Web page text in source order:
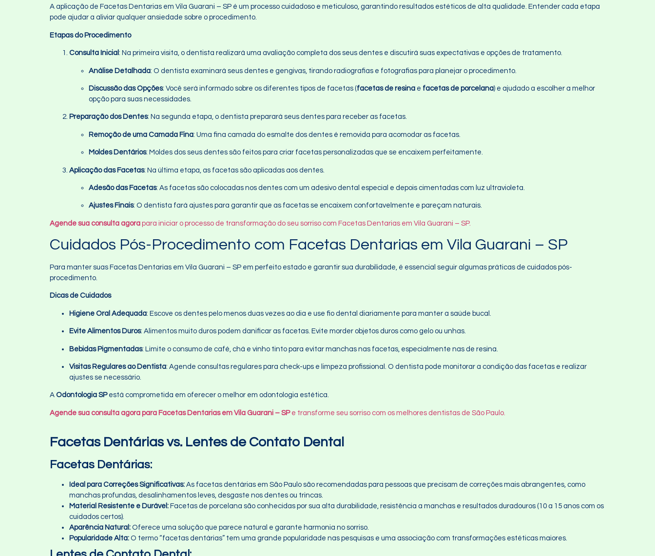
A aplicação de Facetas Dentarias em Vila Guarani – SP é um processo cuidadoso e meticuloso, garantindo resultados estéticos de alta qualidade. Entender cada etapa
pode ajudar a aliviar qualquer ansiedade sobre o procedimento.
Etapas do Procedimento
Consulta Inicial : Na primeira visita, o dentista realizará uma avaliação completa dos seus dentes e discutirá suas expectativas e opções de tratamento.
Análise Detalhada: O dentista examinará seus dentes e gengivas, tirando radiografias e fotografias para planejar o procedimento.
Discussão das Opções: Você será informado sobre os diferentes tipos de facetas (facetas de resina e facetas de porcelana) e ajudado a escolher a melhor
opção para suas necessidades.
Preparação dos Dentes: Na segunda etapa, o dentista preparará seus dentes para receber as facetas.
Remoção de uma Camada Fina: Uma fina camada do esmalte dos dentes é removida para acomodar as facetas.
Moldes Dentários: Moldes dos seus dentes são feitos para criar facetas personalizadas que se encaixem perfeitamente.
Aplicação das Facetas: Na última etapa, as facetas são aplicadas aos dentes.
Adesão das Facetas: As facetas são colocadas nos dentes com um adesivo dental especial e depois cimentadas com luz ultravioleta.
Ajustes Finais: O dentista fará ajustes para garantir que as facetas se encaixem confortavelmente e pareçam naturais.
Agende sua consulta agora para iniciar o processo de transformação do seu sorriso com Facetas Dentarias em Vila Guarani – SP.
Cuidados Pós-Procedimento com Facetas Dentarias em Vila Guarani – SP
Para manter suas Facetas Dentarias em Vila Guarani – SP em perfeito estado e garantir sua durabilidade, é essencial seguir algumas práticas de cuidados pós-
procedimento.
Dicas de Cuidados
Higiene Oral Adequada: Escove os dentes pelo menos duas vezes ao dia e use fio dental diariamente para manter a saúde bucal.
Evite Alimentos Duros: Alimentos muito duros podem danificar as facetas. Evite morder objetos duros como gelo ou unhas.
Bebidas Pigmentadas: Limite o consumo de café, chá e vinho tinto para evitar manchas nas facetas, especialmente nas de resina.
Visitas Regulares ao Dentista: Agende consultas regulares para check-ups e limpeza profissional. O dentista pode monitorar a condição das facetas e realizar
ajustes se necessário.
A Odontologia SPestá comprometida em oferecer o melhor em odontologia estética.
Agende sua consulta agora para Facetas Dentarias em Vila Guarani – SP e transforme seu sorriso com os melhores dentistas de São Paulo.
Facetas Dentárias vs. Lentes de Contato Dental
Facetas Dentárias:
Ideal para Correções Significativas: As facetas dentárias em São Paulo são recomendadas para pessoas que precisam de correções mais abrangentes, como
manchas profundas, desalinhamentos leves, desgaste nos dentes ou trincas.
Material Resistente e Durável: Facetas de porcelana são conhecidas por sua alta durabilidade, resistência a manchas e resultados duradouros (10 a 15 anos com os
cuidados certos).
Aparência Natural: Oferece uma solução que parece natural e garante harmonia no sorriso.
Popularidade Alta: O termo “facetas dentárias” tem uma grande popularidade nas pesquisas e uma associação com transformações estéticas maiores.